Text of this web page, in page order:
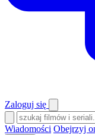
Zaloguj się
Wiadomości Obejrzyj